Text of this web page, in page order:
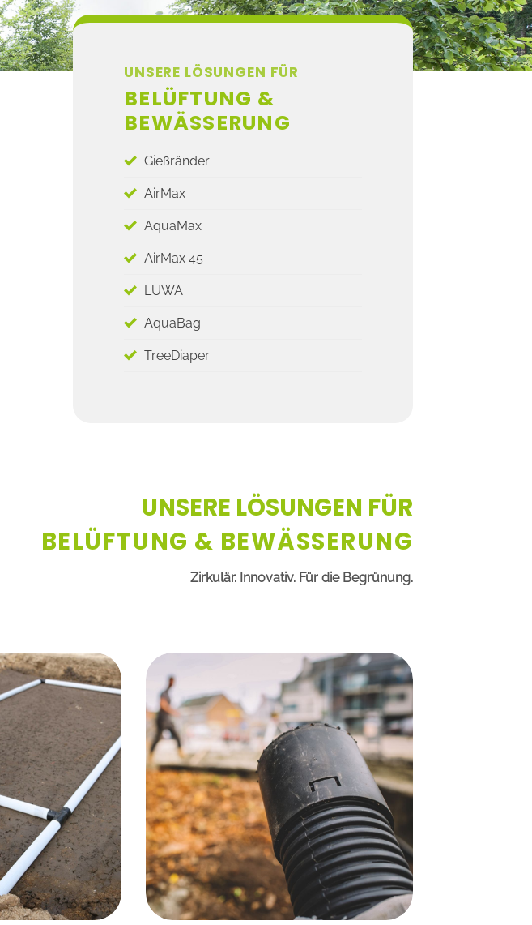
UNSERE LÖSUNGEN FÜR
BELÜFTUNG &
BEWÄSSERUNG
Gießränder
AirMax
AquaMax
AirMax 45
LUWA
AquaBag
TreeDiaper
UNSERE LÖSUNGEN FÜR
BELÜFTUNG & BEWÄSSERUNG
Zirkulär. Innovativ. Für die Begrünung.